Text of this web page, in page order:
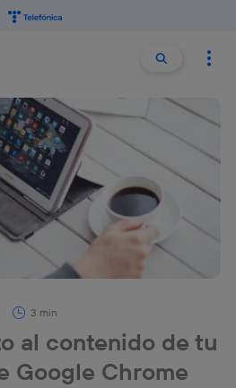
Buscar
3 min
al contenido de tu
Google Chrome